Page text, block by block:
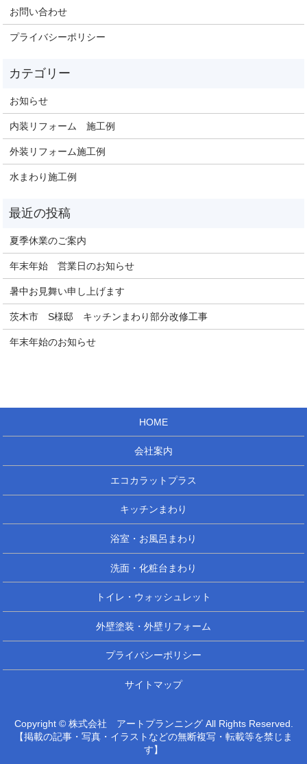
お問い合わせ
プライバシーポリシー
お知らせ
内装リフォーム 施工例
外装リフォーム施工例
水まわり施工例
夏季休業のご案内
年末年始 営業日のお知らせ
暑中お見舞い申し上げます
茨木市 S様邸 キッチンまわり部分改修工事
年末年始のお知らせ
HOME
会社案内
エコカラットプラス
キッチンまわり
浴室・お風呂まわり
洗面・化粧台まわり
トイレ・ウォッシュレット
外壁塗装・外壁リフォーム
プライバシーポリシー
サイトマップ
Copyright © 株式会社 アートプランニング All Rights Reserved.
【掲載の記事・写真・イラストなどの無断複写・転載等を禁じま
す】